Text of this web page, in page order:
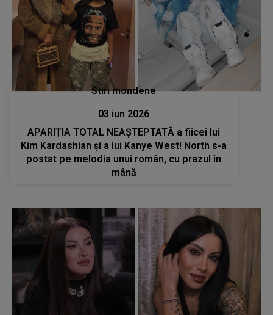
Stiri mondene
03 iun 2026
APARIȚIA TOTAL NEAȘTEPTATĂ a fiicei lui
Kim Kardashian și a lui Kanye West! North s-a
postat pe melodia unui român, cu prazul în
mână